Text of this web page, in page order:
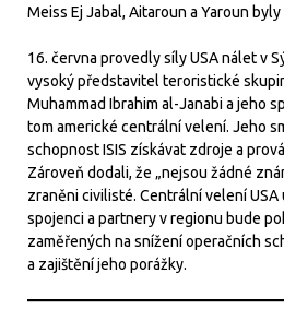
Meiss Ej Jabal, Aitaroun a Yaroun
16. června provedly síly USA nálet v
vysoký představitel teroristické
Muhammad Ibrahim al-Janabi a jeho
tom americké centrální velení. Jeho
schopnost ISIS získávat zdroje a
Zároveň dodali, že „nejsou žádné
zraněni civilisté. Centrální velení
spojenci a partnery v regionu bude
zaměřených na snížení operačních
a zajištění jeho porážky.